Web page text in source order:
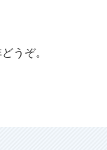
うぞ。